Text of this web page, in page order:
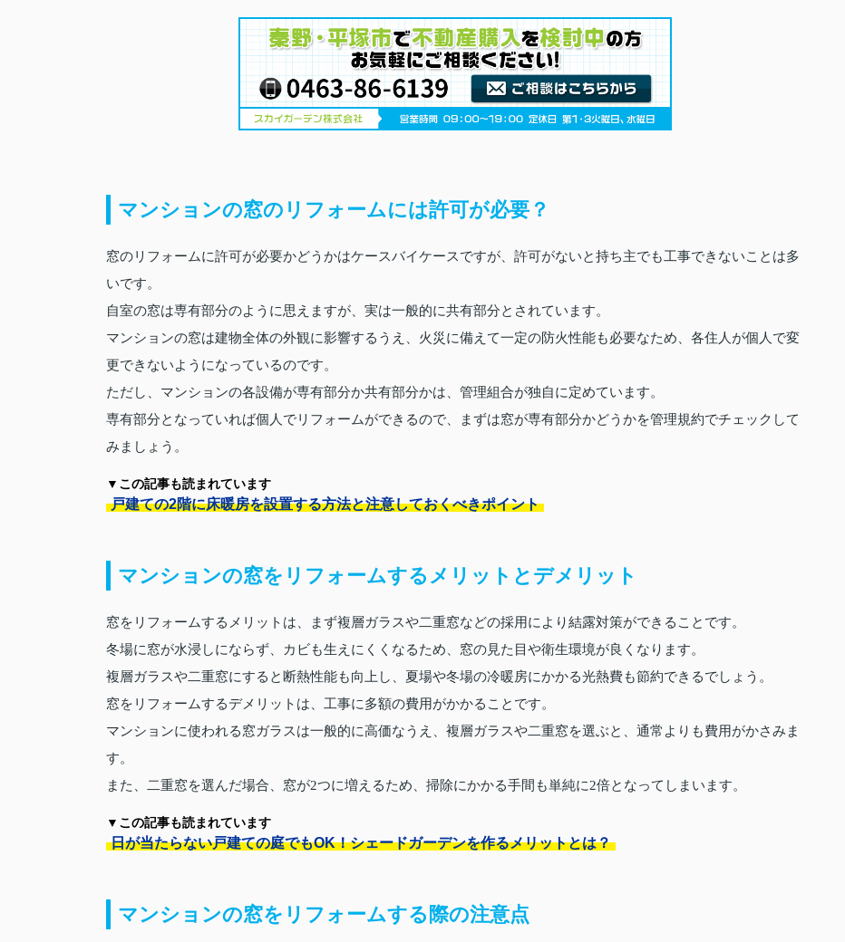
マンションの窓のリフォームには許可が必要？
窓のリフォームに許可が必要かどうかはケースバイケースですが、許可がないと持ち主でも工事できないことは多
いです。
自室の窓は専有部分のように思えますが、実は一般的に共有部分とされています。
マンションの窓は建物全体の外観に影響するうえ、火災に備えて一定の防火性能も必要なため、各住人が個人で変
更できないようになっているのです。
ただし、マンションの各設備が専有部分か共有部分かは、管理組合が独自に定めています。
専有部分となっていれば個人でリフォームができるので、まずは窓が専有部分かどうかを管理規約でチェックして
みましょう。
▼この記事も読まれています
戸建ての2階に床暖房を設置する方法と注意しておくべきポイント
マンションの窓をリフォームするメリットとデメリット
窓をリフォームするメリットは、まず複層ガラスや二重窓などの採用により結露対策ができることです。
冬場に窓が水浸しにならず、カビも生えにくくなるため、窓の見た目や衛生環境が良くなります。
複層ガラスや二重窓にすると断熱性能も向上し、夏場や冬場の冷暖房にかかる光熱費も節約できるでしょう。
窓をリフォームするデメリットは、工事に多額の費用がかかることです。
マンションに使われる窓ガラスは一般的に高価なうえ、複層ガラスや二重窓を選ぶと、通常よりも費用がかさみま
す。
また、二重窓を選んだ場合、窓が2つに増えるため、掃除にかかる手間も単純に2倍となってしまいます。
▼この記事も読まれています
日が当たらない戸建ての庭でもOK！シェードガーデンを作るメリットとは？
マンションの窓をリフォームする際の注意点